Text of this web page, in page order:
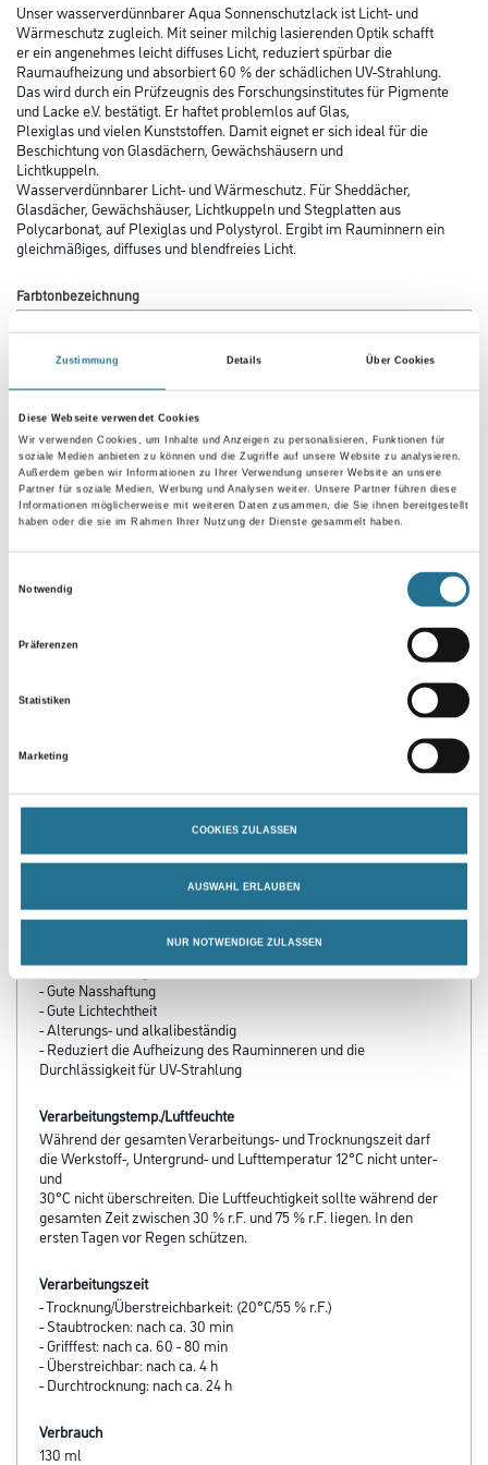
Zustimmung Details Über Cookies
Diese Webseite verwendet Cookies
Wir verwenden Cookies, um Inhalte und Anzeigen zu personalisieren, Funktionen für
soziale Medien anbieten zu können und die Zugriffe auf unsere Website zu analysieren.
Außerdem geben wir Informationen zu Ihrer Verwendung unserer Website an unsere
Partner für soziale Medien, Werbung und Analysen weiter. Unsere Partner führen diese
Informationen möglicherweise mit weiteren Daten zusammen, die Sie ihnen bereitgestellt
haben oder die sie im Rahmen Ihrer Nutzung der Dienste gesammelt haben.
Notwendig
Präferenzen
Statistiken
Marketing
COOKIES ZULASSEN
AUSWAHL ERLAUBEN
NUR NOTWENDIGE ZULASSEN
Unser wasserverdünnbarer Aqua Sonnenschutzlack ist Licht- und
Wärmeschutz zugleich. Mit seiner milchig lasierenden Optik schafft
er ein angenehmes leicht diffuses Licht, reduziert spürbar die
Raumaufheizung und absorbiert 60 % der schädlichen UV-Strahlung.
Das wird durch ein Prüfzeugnis des Forschungsinstitutes für Pigmente
und Lacke e.V. bestätigt. Er haftet problemlos auf Glas,
Plexiglas und vielen Kunststoffen. Damit eignet er sich ideal für die
Beschichtung von Glasdächern, Gewächshäusern und
Lichtkuppeln.
Wasserverdünnbarer Licht- und Wärmeschutz. Für Sheddächer,
Glasdächer, Gewächshäuser, Lichtkuppeln und Stegplatten aus
Polycarbonat, auf Plexiglas und Polystyrol. Ergibt im Rauminnern ein
gleichmäßiges, diffuses und blendfreies Licht.
Farbtonbezeichnung
Gebinde
PRODUKTEIGENSCHAFTEN
Produkteigenschaft
- Wetterbeständig
- Gute Nasshaftung
- Gute Lichtechtheit
- Alterungs- und alkalibeständig
- Reduziert die Aufheizung des Rauminneren und die
Durchlässigkeit für UV-Strahlung
Verarbeitungstemp./Luftfeuchte
Während der gesamten Verarbeitungs- und Trocknungszeit darf
die Werkstoff-, Untergrund- und Lufttemperatur 12°C nicht unter-
und
30°C nicht überschreiten. Die Luftfeuchtigkeit sollte während der
gesamten Zeit zwischen 30 % r.F. und 75 % r.F. liegen. In den
ersten Tagen vor Regen schützen.
Verarbeitungszeit
- Trocknung/Überstreichbarkeit: (20°C/55 % r.F.)
- Staubtrocken: nach ca. 30 min
- Grifffest: nach ca. 60 - 80 min
- Überstreichbar: nach ca. 4 h
- Durchtrocknung: nach ca. 24 h
Verbrauch
130 ml